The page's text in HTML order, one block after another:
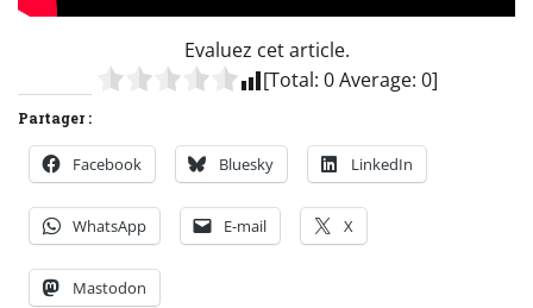
Evaluez cet article.
[Total: 0Average: 0]
Partager :
Facebook Bluesky LinkedIn
WhatsApp E-mail X
Mastodon